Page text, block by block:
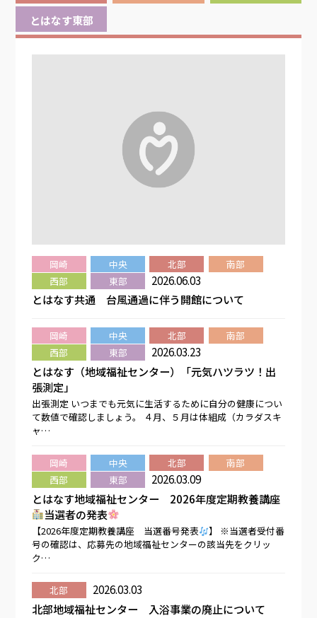
とはなす東部
岡崎 中央 北部
南部
西部
東部
2026.06.03
とはなす共通 台風通過に伴う開館について
岡崎 中央 北部
南部
西部
東部
2026.03.23
とはなす（地域福祉センター）「元気ハツラツ！出
張測定」
出張測定 いつまでも元気に生活するために自分の健康につい
て数値で確認しましょう。 ４月、５月は体組成（カラダスキ
ャ…
岡崎 中央 北部
南部
西部
東部
2026.03.09
とはなす地域福祉センター 2026年度定期教養講座
当選者の発表
【2026年度定期教養講座 当選番号発表
】 ※当選者受付番
号の確認は、応募先の地域福祉センターの該当先をクリッ
ク…
北部
2026.03.03
北部地域福祉センター 入浴事業の廃止について